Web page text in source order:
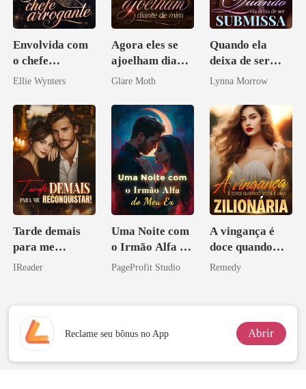
Envolvida com
o chefe
arrogante
Ellie Wynters
Agora eles se
ajoelham diante
de mim
Glare Moth
Quando ela
deixa de ser
submissa
Lynna Morrow
Tarde demais
para me
reconquistar!
IReader
Uma Noite com
o Irmão Alfa do
Meu Ex
PageProfit Studio
A vingança é
doce quando
você é uma
Remedy
Reclame seu bônus no App Abrir